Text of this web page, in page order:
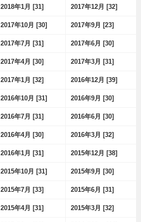
2018年1月 [31] 2017年12月 [32]
2017年10月 [30] 2017年9月 [23]
2017年7月 [31] 2017年6月 [30]
2017年4月 [30] 2017年3月 [31]
2017年1月 [32] 2016年12月 [39]
2016年10月 [31] 2016年9月 [30]
2016年7月 [31] 2016年6月 [30]
2016年4月 [30] 2016年3月 [32]
2016年1月 [31] 2015年12月 [38]
2015年10月 [31] 2015年9月 [30]
2015年7月 [33] 2015年6月 [31]
2015年4月 [31] 2015年3月 [32]